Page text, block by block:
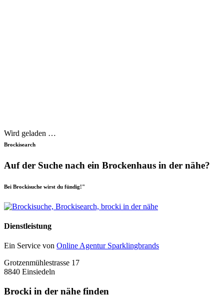
Wird geladen …
Brockisearch
Auf der Suche nach ein Brockenhaus in der nähe?
Bei Brockisuche wirst du fündig!"
Dienstleistung
Ein Service von Online Agentur Sparklingbrands
Grotzenmühlestrasse 17
8840 Einsiedeln
Brocki in der nähe finden